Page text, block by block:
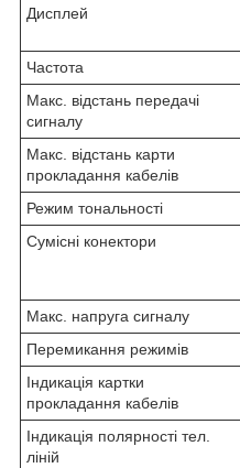
Дисплей
Частота
Макс. відстань передачі
сигналу
Макс. відстань карти
прокладання кабелів
Режим тональності
Сумісні конектори
Макс. напруга сигналу
Перемикання режимів
Індикація картки
прокладання кабелів
Індикація полярності тел.
ліній